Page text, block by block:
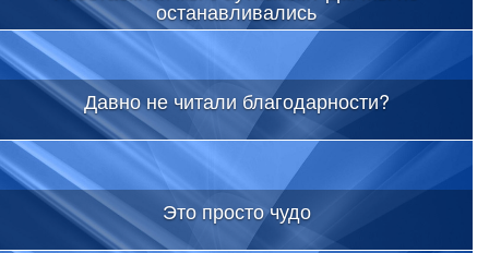
останавливались
Давно не читали благодарности?
Это просто чудо